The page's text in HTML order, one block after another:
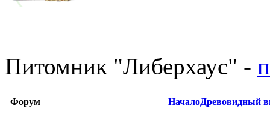
Питомник "Либерхаус" -
Форум НачалоДревовидный